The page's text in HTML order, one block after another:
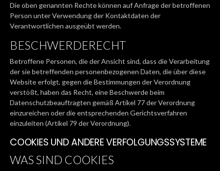
Die oben genannten Rechte können auf Anfrage der betroffenen
Person unter Verwendung der Kontaktdaten der
Verantwortlichen ausgeübt werden.
BESCHWERDERECHT
Betroffene Personen, die der Ansicht sind, dass die Verarbeitung
der sie betreffenden personenbezogenen Daten, die über diese
Website erfolgt, gegen die Bestimmungen der Verordnung
verstößt, haben das Recht, eine Beschwerde beim
Datenschutzbeauftragten gemäß Artikel 77 der Verordnung
einzureichen oder die entsprechenden Gerichtsverfahren
einzuleiten (Artikel 79 der Verordnung).
COOKIES UND ANDERE VERFOLGUNGSSYSTEME
WAS SIND COOKIES